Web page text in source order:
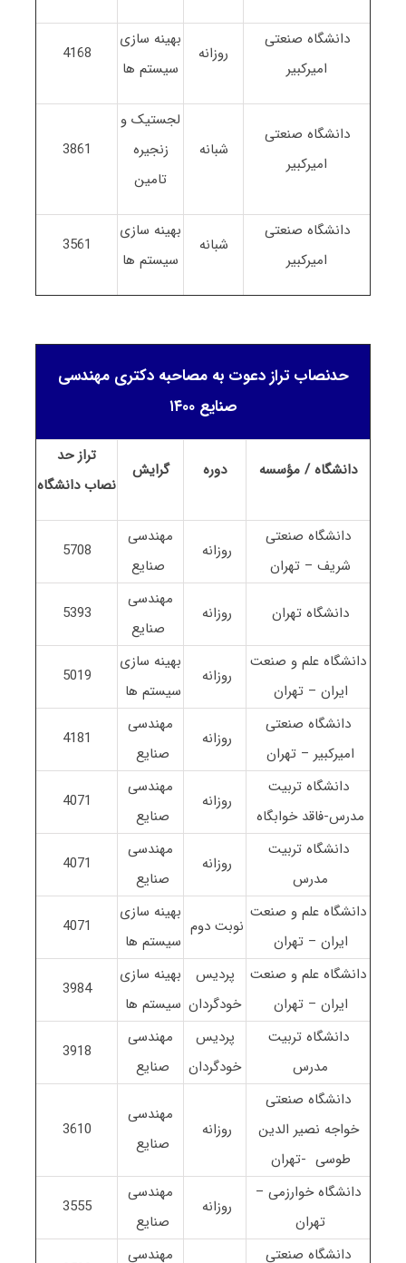
دانشگاه صنعتی
امیرکبیر
روزانه
بهینه سازی
سیستم ها
4168
دانشگاه صنعتی
امیرکبیر
شبانه
لجستیک و
زنجیره
تامین
3861
دانشگاه صنعتی
امیرکبیر
شبانه
بهینه سازی
سیستم ها
3561
حدنصاب تراز دعوت به مصاحبه دکتری مهندسی
صنایع ۱۴۰۰
دانشگاه / مؤسسه دوره گرایش
تراز حد
نصاب دانشگاه
دانشگاه صنعتی
شریف – تهران
روزانه
مهندسی
5708
دانشگاه تهران روزانه
مهندسی
5393
دانشگاه علم و صنعت
ایران – تهران
روزانه
بهینه سازی
سیستم ها
5019
دانشگاه صنعتی
امیرکبیر – تهران
روزانه
مهندسی
صنایع
4181
دانشگاه تربیت
مدرس-فاقد خوابگاه
روزانه
مهندسی
صنایع
4071
دانشگاه تربیت
مدرس
روزانه
مهندسی
صنایع
4071
دانشگاه علم و صنعت
ایران – تهران
نوبت دوم
بهینه سازی
سیستم ها
4071
دانشگاه علم و صنعت
ایران – تهران
پردیس
خودگردان
بهینه سازی
سیستم ها
3984
دانشگاه تربیت
مدرس
پردیس
خودگردان
مهندسی
صنایع
3918
دانشگاه صنعتی
خواجه نصیر الدین
طوسی -تهران
روزانه
مهندسی
صنایع
3610
دانشگاه خوارزمی –
تهران
روزانه
مهندسی
صنایع
3555
دانشگاه صنعتی
مهندسی